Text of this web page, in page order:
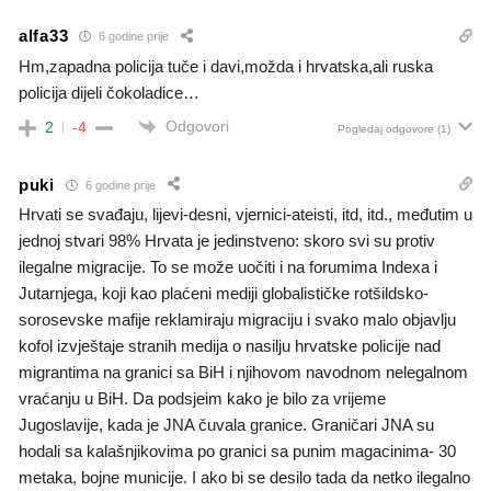
alfa33 6 godine prije
Hm,zapadna policija tuče i davi,možda i hrvatska,ali ruska
policija dijeli čokoladice…
2 -4 Odgovori Pogledaj odgovore (1)
puki 6 godine prije
Hrvati se svađaju, lijevi-desni, vjernici-ateisti, itd, itd., međutim u
jednoj stvari 98% Hrvata je jedinstveno: skoro svi su protiv
ilegalne migracije. To se može uočiti i na forumima Indexa i
Jutarnjega, koji kao plaćeni mediji globalističke rotšildsko-
sorosevske mafije reklamiraju migraciju i svako malo objavlju
kofol izvještaje stranih medija o nasilju hrvatske policije nad
migrantima na granici sa BiH i njihovom navodnom nelegalnom
vraćanju u BiH. Da podsjeim kako je bilo za vrijeme
Jugoslavije, kada je JNA čuvala granice. Graničari JNA su
hodali sa kalašnjikovima po granici sa punim magacinima- 30
metaka, bojne municije. I ako bi se desilo tada da netko ilegalno